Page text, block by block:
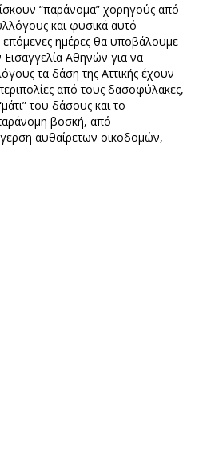
“παράνοµα” χορηγούς από
και φυσικά αυτό
επόµενες ηµέρες θα υποβάλουµε
Αθηνών για να
τα δάση της Αττικής έχουν
από τους δασοφύλακες,
του δάσους και το
βοσκή, από
αυθαίρετων οικοδοµών,